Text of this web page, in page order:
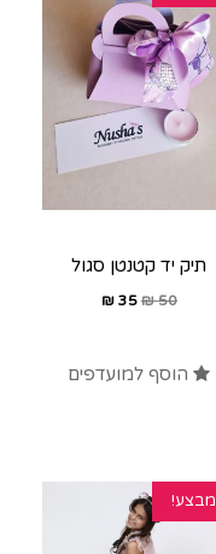
תיק יד קטנטן סגול
50
₪
35
₪
הוסף למועדפים
מבצע!